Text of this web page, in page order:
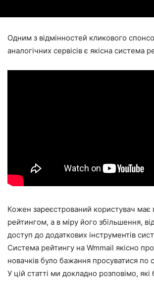
Одним з відмінностей кликового
аналогічних сервісів є якісна система
Кожен зареєстрований користувач має
рейтингом, а в міру його збільшення,
доступ до додаткових інструментів
Система рейтингу на Wmmail якісно
новачків було бажання просуватися по
У цій статті ми докладно розповімо, які